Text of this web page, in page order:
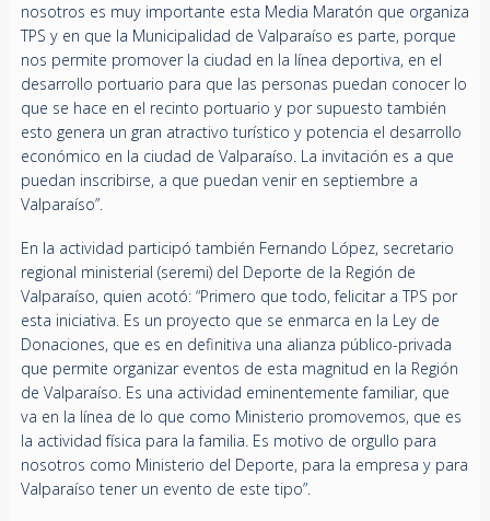
nosotros es muy importante esta Media Maratón que organiza
TPS y en que la Municipalidad de Valparaíso es parte, porque
nos permite promover la ciudad en la línea deportiva, en el
desarrollo portuario para que las personas puedan conocer lo
que se hace en el recinto portuario y por supuesto también
esto genera un gran atractivo turístico y potencia el desarrollo
económico en la ciudad de Valparaíso. La invitación es a que
puedan inscribirse, a que puedan venir en septiembre a
Valparaíso”.
En la actividad participó también Fernando López, secretario
regional ministerial (seremi) del Deporte de la Región de
Valparaíso, quien acotó: “Primero que todo, felicitar a TPS por
esta iniciativa. Es un proyecto que se enmarca en la Ley de
Donaciones, que es en definitiva una alianza público-privada
que permite organizar eventos de esta magnitud en la Región
de Valparaíso. Es una actividad eminentemente familiar, que
va en la línea de lo que como Ministerio promovemos, que es
la actividad física para la familia. Es motivo de orgullo para
nosotros como Ministerio del Deporte, para la empresa y para
Valparaíso tener un evento de este tipo”.